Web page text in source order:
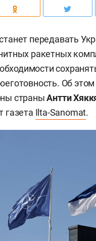
передавать
ракетных
Об
страныАнтти
газета Ilta-Sanomat.